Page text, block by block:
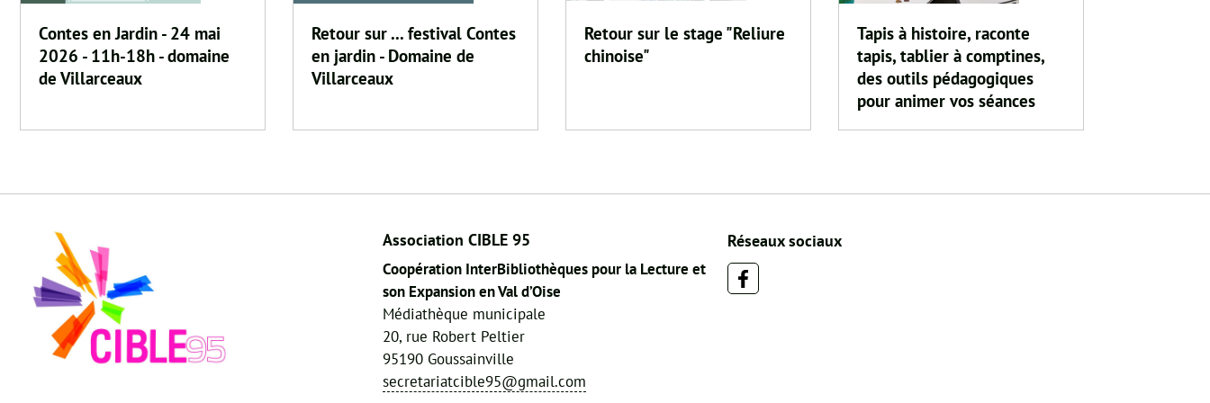
Contes en Jardin - 24 mai
2026 - 11h-18h - domaine
de Villarceaux
Retour sur ... festival Contes
en jardin - Domaine de
Villarceaux
Retour sur le stage "Reliure
chinoise"
Tapis à histoire, raconte
tapis, tablier à comptines,
des outils pédagogiques
pour animer vos séances
Association CIBLE 95
Coopération InterBibliothèques pour la Lecture et
son Expansion en Val d’Oise
Médiathèque municipale
20, rue Robert Peltier
95190 Goussainville
secretariatcible95@gmail.com
Réseaux sociaux